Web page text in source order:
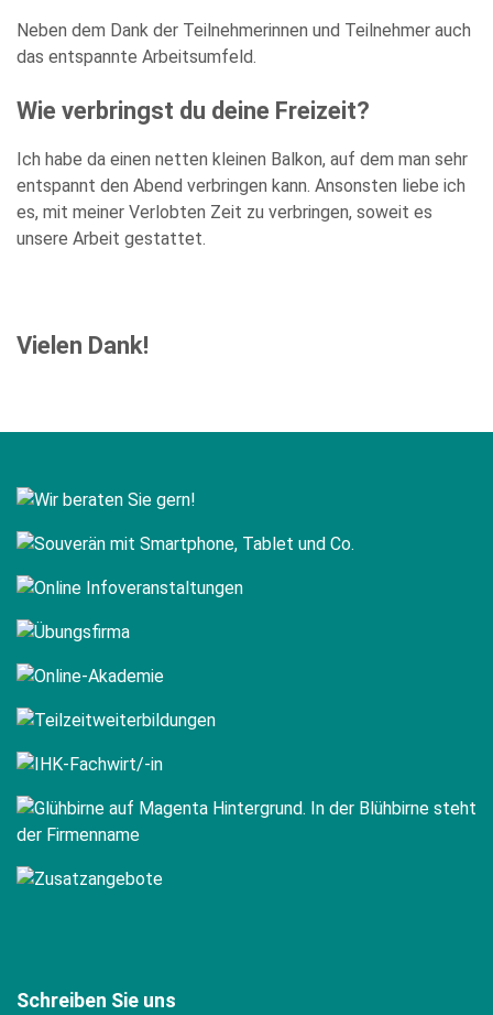
Neben dem Dank der Teilnehmerinnen und Teilnehmer auch
das entspannte Arbeitsumfeld.
Wie verbringst du deine Freizeit?
Ich habe da einen netten kleinen Balkon, auf dem man sehr
entspannt den Abend verbringen kann. Ansonsten liebe ich
es, mit meiner Verlobten Zeit zu verbringen, soweit es
unsere Arbeit gestattet.
Vielen Dank!
Schreiben Sie uns